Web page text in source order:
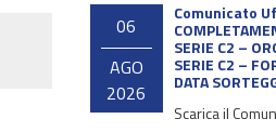
06
AGO
2026
Comunicato
SERIE C2 –
SERIE C2 –
DATA
Scarica il